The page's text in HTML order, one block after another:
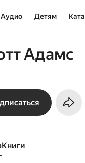
Аудио Детям
Адамс
книги